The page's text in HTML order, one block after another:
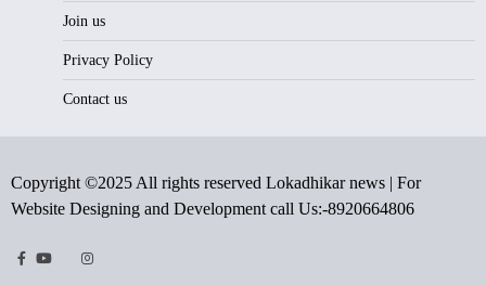
Join us
Privacy Policy
Contact us
Copyright ©2025 All rights reserved Lokadhikar news | For
Website Designing and Development call Us:-8920664806
Facebook
Youtube
TwitterInstragram